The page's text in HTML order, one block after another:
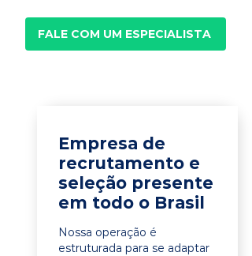
FALE COM UM ESPECIALISTA
Empresa de
recrutamento e
seleção presente
em todo o Brasil
Nossa operação é
estruturada para se adaptar